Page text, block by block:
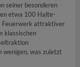
seiner besonderen
etwa 100 Halte-
Feuerwerk attraktiver
klassischen
wenigen, was zuletzt